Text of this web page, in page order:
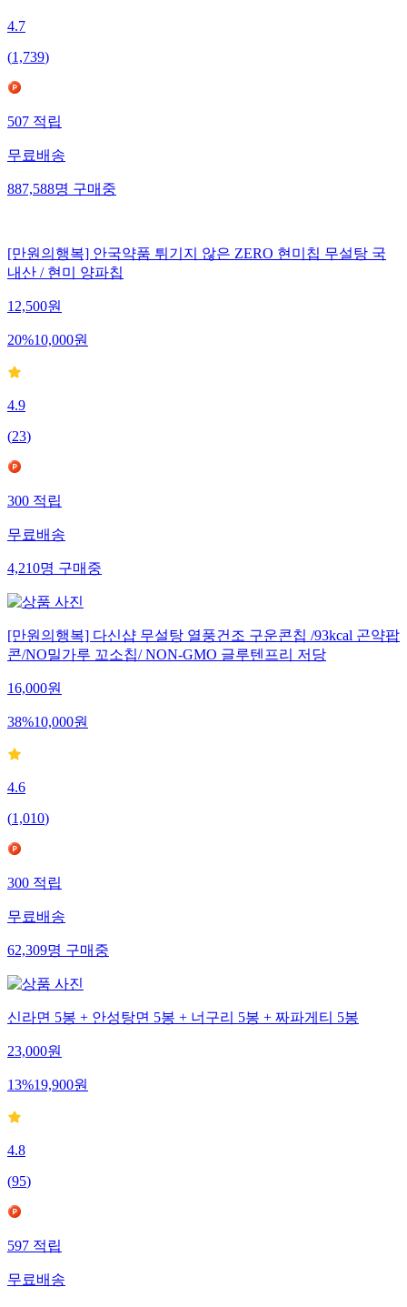
4.7
(1,739)
507 적립
무료배송
887,588명 구매중
[만원의행복] 안국약품 튀기지 않은 ZERO 현미칩 무설탕 국
내산 / 현미 양파칩
12,500원
20%10,000원
4.9
(23)
300적립
무료배송
4,210명구매중
[만원의행복] 다신샵 무설탕 열풍건조 구운콘칩 /93kcal 곤약팝
콘/NO밀가루 꼬소칩/ NON-GMO 글루텐프리 저당
16,000원
38%10,000원
4.6
(1,010)
300적립
무료배송
62,309명구매중
신라면 5봉 + 안성탕면 5봉 + 너구리 5봉 + 짜파게티 5봉
23,000원
13%19,900원
4.8
(95)
597적립
무료배송